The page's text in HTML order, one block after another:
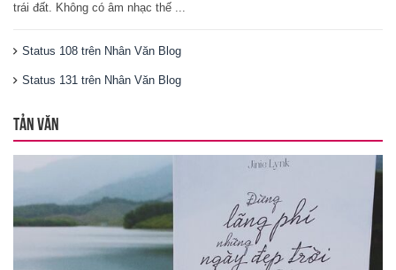
trái đất. Không có âm nhạc thế ...
Status 108 trên Nhân Văn Blog
Status 131 trên Nhân Văn Blog
TẢN VĂN